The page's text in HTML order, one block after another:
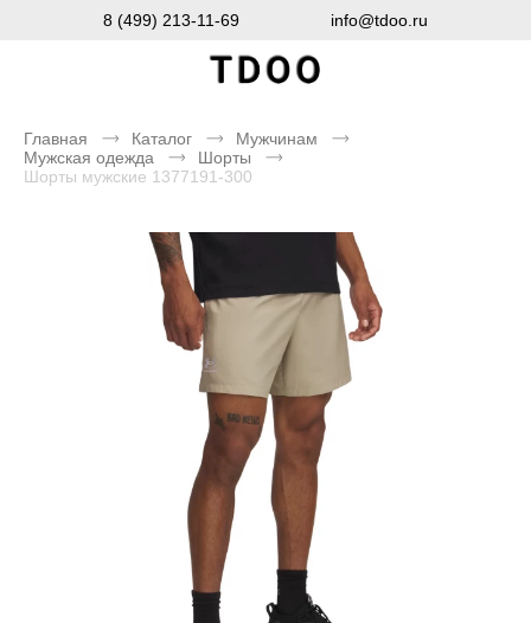
8 (499) 213-11-69 info@tdoo.ru
Главная Каталог
Мужчинам
Мужская одежда
Шорты
Шорты мужские 1377191-300